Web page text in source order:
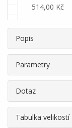
514,00 Kč
Popis
Parametry
Dotaz
Tabulka velikostí